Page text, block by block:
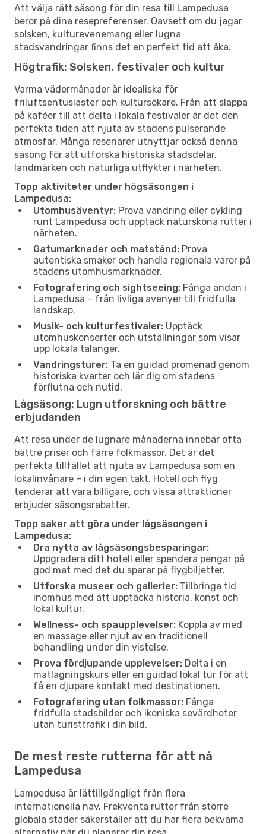
Att välja rätt säsong för din resa till Lampedusa
beror på dina resepreferenser. Oavsett om du jagar
solsken, kulturevenemang eller lugna
stadsvandringar finns det en perfekt tid att åka.
Högtrafik: Solsken, festivaler och kultur
Varma vädermånader är idealiska för
friluftsentusiaster och kultursökare. Från att slappa
på kaféer till att delta i lokala festivaler är det den
perfekta tiden att njuta av stadens pulserande
atmosfär. Många resenärer utnyttjar också denna
säsong för att utforska historiska stadsdelar,
landmärken och naturliga utflykter i närheten.
Topp aktiviteter under högsäsongen i
Lampedusa:
Utomhusäventyr: Prova vandring eller cykling
runt Lampedusa och upptäck natursköna rutter i
närheten.
Gatumarknader och matstånd: Prova
autentiska smaker och handla regionala varor på
stadens utomhusmarknader.
Fotografering och sightseeing: Fånga andan i
Lampedusa – från livliga avenyer till fridfulla
landskap.
Musik- och kulturfestivaler: Upptäck
utomhuskonserter och utställningar som visar
upp lokala talanger.
Vandringsturer: Ta en guidad promenad genom
historiska kvarter och lär dig om stadens
förflutna och nutid.
Lågsäsong: Lugn utforskning och bättre
erbjudanden
Att resa under de lugnare månaderna innebär ofta
bättre priser och färre folkmassor. Det är det
perfekta tillfället att njuta av Lampedusa som en
lokalinvånare – i din egen takt. Hotell och flyg
tenderar att vara billigare, och vissa attraktioner
erbjuder säsongsrabatter.
Topp saker att göra under lågsäsongen i
Lampedusa:
Dra nytta av lågsäsongsbesparingar:
Uppgradera ditt hotell eller spendera pengar på
god mat med det du sparar på flygbiljetter.
Utforska museer och gallerier: Tillbringa tid
inomhus med att upptäcka historia, konst och
lokal kultur.
Wellness- och spaupplevelser: Koppla av med
en massage eller njut av en traditionell
behandling under din vistelse.
Prova fördjupande upplevelser: Delta i en
matlagningskurs eller en guidad lokal tur för att
få en djupare kontakt med destinationen.
Fotografering utan folkmassor: Fånga
fridfulla stadsbilder och ikoniska sevärdheter
utan turisttrafik i din bild.
De mest reste rutterna för att nå
Lampedusa
Lampedusa är lättillgängligt från flera
internationella nav. Frekventa rutter från större
globala städer säkerställer att du har flera bekväma